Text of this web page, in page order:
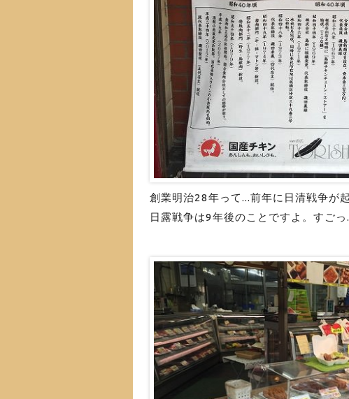
創業明治28年って...前年に日清戦争が
日露戦争は9年後のことですよ。すごっ